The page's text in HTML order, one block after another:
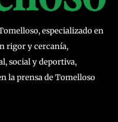
especializado en
rigor y cercanía,
social y deportiva,
la prensa de Tomelloso